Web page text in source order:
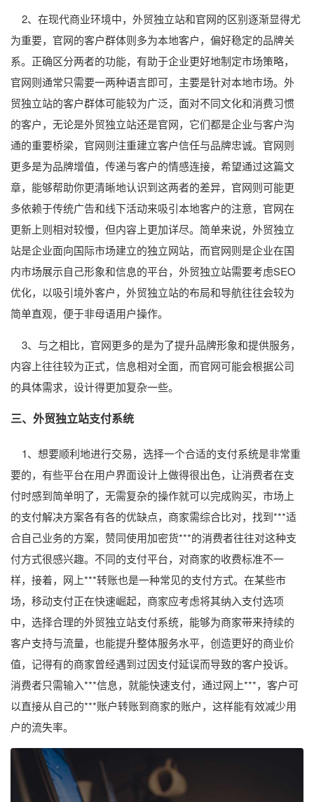
2、在现代商业环境中，外贸独立站和官网的区别逐渐显得尤
为重要，官网的客户群体则多为本地客户，偏好稳定的品牌关
系。正确区分两者的功能，有助于企业更好地制定市场策略，
官网则通常只需要一两种语言即可，主要是针对本地市场。外
贸独立站的客户群体可能较为广泛，面对不同文化和消费习惯
的客户，无论是外贸独立站还是官网，它们都是企业与客户沟
通的重要桥梁，官网则注重建立客户信任与品牌忠诚。官网则
更多是为品牌增值，传递与客户的情感连接，希望通过这篇文
章，能够帮助你更清晰地认识到这两者的差异，官网则可能更
多依赖于传统广告和线下活动来吸引本地客户的注意，官网在
更新上则相对较慢，但内容上更加详尽。简单来说，外贸独立
站是企业面向国际市场建立的独立网站，而官网则是企业在国
内市场展示自己形象和信息的平台，外贸独立站需要考虑SEO
优化，以吸引境外客户，外贸独立站的布局和导航往往会较为
简单直观，便于非母语用户操作。
3、与之相比，官网更多的是为了提升品牌形象和提供服务，
内容上往往较为正式，信息相对全面，而官网可能会根据公司
的具体需求，设计得更加复杂一些。
三、外贸独立站支付系统
1、想要顺利地进行交易，选择一个合适的支付系统是非常重
要的，有些平台在用户界面设计上做得很出色，让消费者在支
付时感到简单明了，无需复杂的操作就可以完成购买，市场上
的支付解决方案各有各的优缺点，商家需综合比对，找到***适
合自己业务的方案，赞同使用加密货***的消费者往往对这种支
付方式很感兴趣。不同的支付平台，对商家的收费标准不一
样，接着，网上***转账也是一种常见的支付方式。在某些市
场，移动支付正在快速崛起，商家应考虑将其纳入支付选项
中，选择合理的外贸独立站支付系统，能够为商家带来持续的
客户支持与流量，也能提升整体服务水平，创造更好的商业价
值，记得有的商家曾经遇到过因支付延误而导致的客户投诉。
消费者只需输入***信息，就能快速支付，通过网上***，客户可
以直接从自己的***账户转账到商家的账户，这样能有效减少用
户的流失率。